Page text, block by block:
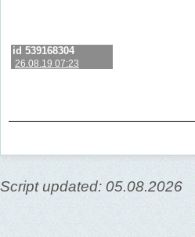
id 539168304
26.08.19 07:23
Script updated: 05.08.2026